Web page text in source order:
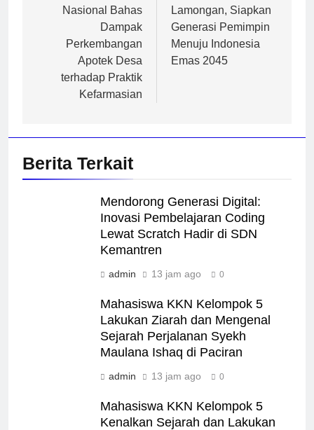
Nasional Bahas
Dampak
Perkembangan
Apotek Desa
terhadap Praktik
Kefarmasian
Lamongan, Siapkan
Generasi Pemimpin
Menuju Indonesia
Emas 2045
Berita Terkait
Mendorong Generasi Digital:
Inovasi Pembelajaran Coding
Lewat Scratch Hadir di SDN
Kemantren
admin 13 jam ago 0
Mahasiswa KKN Kelompok 5
Lakukan Ziarah dan Mengenal
Sejarah Perjalanan Syekh
Maulana Ishaq di Paciran
admin 13 jam ago 0
Mahasiswa KKN Kelompok 5
Kenalkan Sejarah dan Lakukan